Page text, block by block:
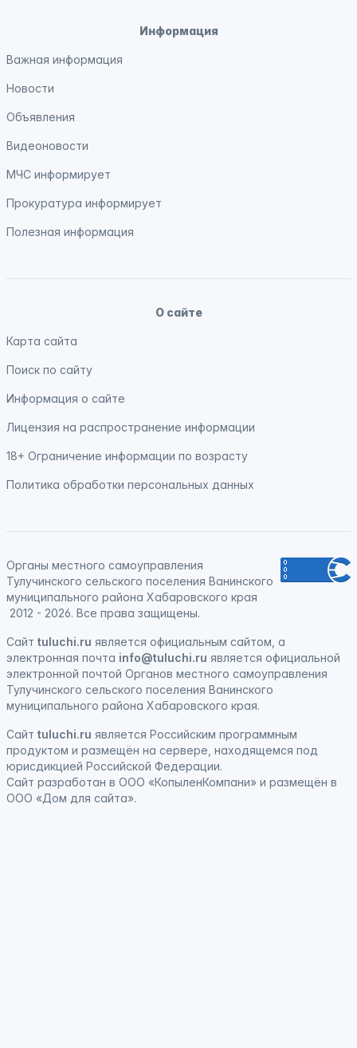
Информация
Важная информация
Новости
Объявления
Видеоновости
МЧС информирует
Прокуратура информирует
Полезная информация
О сайте
Карта сайта
Поиск по сайту
Информация о сайте
Лицензия на распространение информации
18+ Ограничение информации по возрасту
Политика обработки персональных данных
Органы местного самоуправления
Тулучинского сельского поселения Ванинского
муниципального района Хабаровского края
2012 - 2026. Все права защищены.
Сайт tuluchi.ru является официальным сайтом, а
электронная почта info@tuluchi.ru является официальной
электронной почтой Органов местного самоуправления
Тулучинского сельского поселения Ванинского
муниципального района Хабаровского края.
Сайт tuluchi.ru является Российским программным
продуктом и размещён на сервере, находящемся под
юрисдикцией Российской Федерации.
Сайт разработан в ООО «КопыленКомпани» и размещён в
ООО «Дом для сайта».